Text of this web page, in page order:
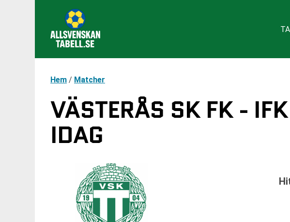
Hem / Matcher
VÄSTERÅS SK FK -
IDAG